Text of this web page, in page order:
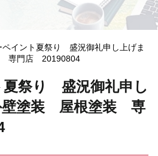
ペイント夏祭り 盛況御礼申し上げま
専門店 20190804
夏祭り 盛況御礼申し
塗装 屋根塗装 専